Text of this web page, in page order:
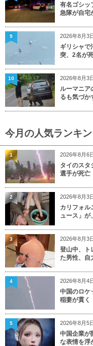
有名ゴシ
急隊が自宅
2026年8月3
ギリシャで
突、2名が
9
2026年8月3
ルーマニア
るも気づか
10
今月の人気ランキ
2026年8月6
タイのスタ
選手が死亡
1
2026年8月3
カリフォル
ュース」が
2
2026年8月3
登山中、ト
た男性、自
3
2026年8月4
中国のロケ
稲妻が貫く
4
2026年8月5
中国企業が
な表情を浮
5